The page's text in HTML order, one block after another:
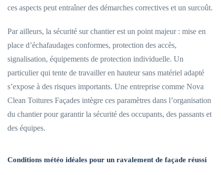
ces aspects peut entraîner des démarches correctives et un surcoût.
Par ailleurs, la sécurité sur chantier est un point majeur : mise en
place d’échafaudages conformes, protection des accès,
signalisation, équipements de protection individuelle. Un
particulier qui tente de travailler en hauteur sans matériel adapté
s’expose à des risques importants. Une entreprise comme Nova
Clean Toitures Façades intègre ces paramètres dans l’organisation
du chantier pour garantir la sécurité des occupants, des passants et
des équipes.
Conditions météo idéales pour un ravalement de façade réussi